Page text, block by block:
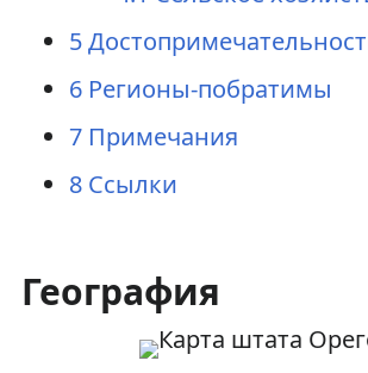
5
6 Регионы-побратимы
7 Примечания
8 Ссылки
География